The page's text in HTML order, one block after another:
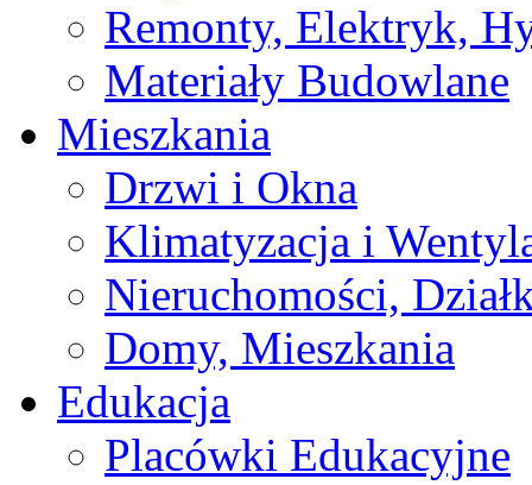
Remonty, Elektryk,
Materiały Budowlane
Mieszkania
Drzwi i Okna
Klimatyzacja i
Nieruchomości,
Domy, Mieszkania
Edukacja
Placówki Edukacyjne